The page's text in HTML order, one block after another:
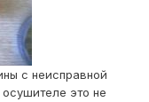
с неисправной
это не